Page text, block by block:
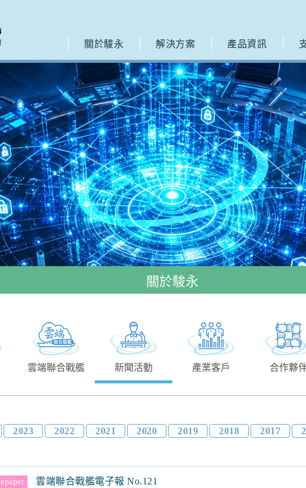
關於駿永 解決方案 產品資訊
關於駿永
雲端聯合戰艦 新聞活動 產業客戶 合作夥
2023 2022 2021 2020 2019 2018 2017
epaper 雲端聯合戰艦電子報 No.121